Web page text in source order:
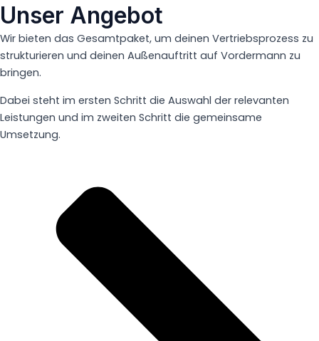
Unser Angebot
Wir bieten das Gesamtpaket, um deinen Vertriebsprozess zu
strukturieren und deinen Außenauftritt auf Vordermann zu
bringen.
Dabei steht im ersten Schritt die Auswahl der relevanten
Leistungen und im zweiten Schritt die gemeinsame
Umsetzung.